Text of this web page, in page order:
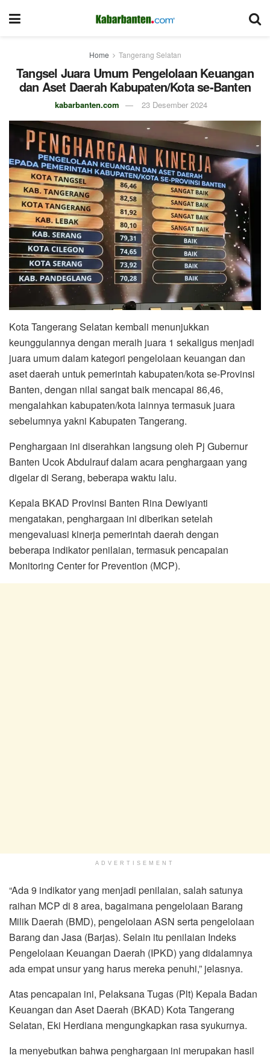
Home Tangerang Selatan
Tangsel Juara Umum Pengelolaan Keuangan
dan Aset Daerah Kabupaten/Kota se-Banten
kabarbanten.com 23 Desember 2024
Kota Tangerang Selatan kembali menunjukkan
keunggulannya dengan meraih juara 1 sekaligus menjadi
juara umum dalam kategori pengelolaan keuangan dan
aset daerah untuk pemerintah kabupaten/kota se-Provinsi
Banten, dengan nilai sangat baik mencapai 86,46,
mengalahkan kabupaten/kota lainnya termasuk juara
sebelumnya yakni Kabupaten Tangerang.
Penghargaan ini diserahkan langsung oleh Pj Gubernur
Banten Ucok Abdulrauf dalam acara penghargaan yang
digelar di Serang, beberapa waktu lalu.
Kepala BKAD Provinsi Banten Rina Dewiyanti
mengatakan, penghargaan ini diberikan setelah
mengevaluasi kinerja pemerintah daerah dengan
beberapa indikator penilaian, termasuk pencapaian
Monitoring Center for Prevention (MCP).
ADVERTISEMENT
“Ada 9 indikator yang menjadi penilaian, salah satunya
raihan MCP di 8 area, bagaimana pengelolaan Barang
Milik Daerah (BMD), pengelolaan ASN serta pengelolaan
Barang dan Jasa (Barjas). Selain itu penilaian Indeks
Pengelolaan Keuangan Daerah (IPKD) yang didalamnya
ada empat unsur yang harus mereka penuhi,” jelasnya.
Atas pencapaian ini, Pelaksana Tugas (Plt) Kepala Badan
Keuangan dan Aset Daerah (BKAD) Kota Tangerang
Selatan, Eki Herdiana mengungkapkan rasa syukurnya.
Ia menyebutkan bahwa penghargaan ini merupakan hasil